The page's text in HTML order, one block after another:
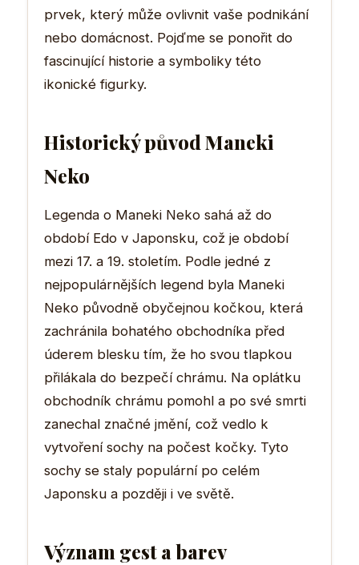
prvek, který může ovlivnit vaše podnikání
nebo domácnost. Pojďme se ponořit do
fascinující historie a symboliky této
ikonické figurky.
Historický původ Maneki
Neko
Legenda o Maneki Neko sahá až do
období Edo v Japonsku, což je období
mezi 17. a 19. stoletím. Podle jedné z
nejpopulárnějších legend byla Maneki
Neko původně obyčejnou kočkou, která
zachránila bohatého obchodníka před
úderem blesku tím, že ho svou tlapkou
přilákala do bezpečí chrámu. Na oplátku
obchodník chrámu pomohl a po své smrti
zanechal značné jmění, což vedlo k
vytvoření sochy na počest kočky. Tyto
sochy se staly populární po celém
Japonsku a později i ve světě.
Význam gest a barev